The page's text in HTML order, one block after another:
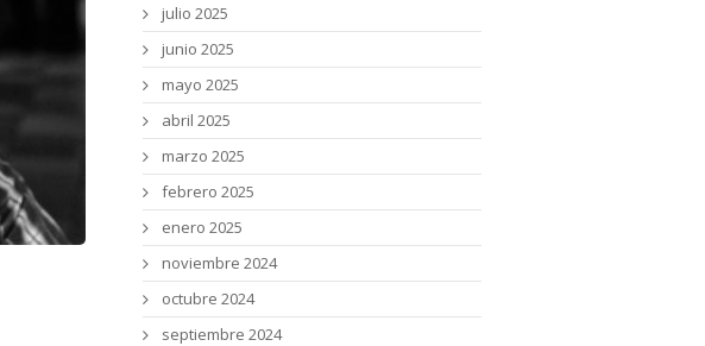
julio 2025
junio 2025
mayo 2025
abril 2025
marzo 2025
febrero 2025
enero 2025
noviembre 2024
octubre 2024
septiembre 2024